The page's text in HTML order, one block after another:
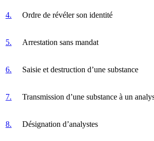
4. Ordre de révéler son identité
5. Arrestation sans mandat
6. Saisie et destruction d’une substance
7. Transmission d’une substance à un
8. Désignation d’analystes